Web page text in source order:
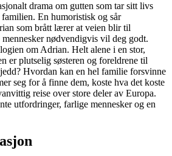
drama om gutten som tar sitt livs
familien. En humoristisk og sår
som brått lærer at veien blir til
nødvendigvis vil deg godt.
om Adrian. Helt alene i en stor,
er plutselig søsteren og foreldrene til
Hvordan kan en hel familie forsvinne
seg for å finne dem, koste hva det koste
reise over store deler av Europa.
utfordringer, farlige mennesker og en